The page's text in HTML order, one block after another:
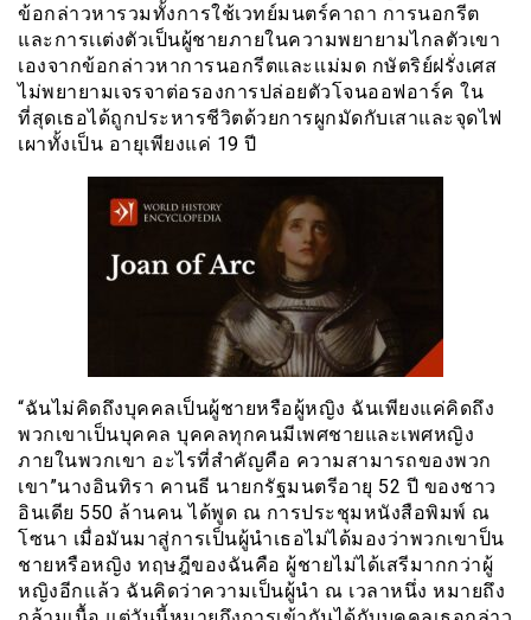
ข้อกล่าวหารวมทั้งการใช้เวทย์มนตร์คาถา การนอกรีต
และการเเต่งตัวเป็นผู้ชายภายในความพยายามไกลตัวเขา
เองจากข้อกล่าวหาการนอกรีตและเเม่มด กษัตริย์ฝรั่งเศส
ไม่พยายามเจรจาต่อรองการปล่อยตัวโจนออฟอาร์ค ใน
ที่สุดเธอได้ถูกประหารชีวิตด้วยการผูกมัดกับเสาและจุดไฟ
เผาทั้งเป็น อายุเพียงแค่ 19 ปี
“ฉันไม่คิดถึงบุคคลเป็นผู้ชายหรือผู้หญิง ฉันเพียงแค่คิดถึง
พวกเขาเป็นบุคคล บุคคลทุกคนมีเพศชายและเพศหญิง
ภายในพวกเขา อะไรที่สำคัญคือ ความสามารถของพวก
เขา”นางอินทิรา คานธี นายกรัฐมนตรีอายุ 52 ปี ของชาว
อินเดีย 550 ล้านคน ได้พูด ณ การประชุมหนังสือพิมพ์ ณ
โซนา เมื่อมันมาสู่การเป็นผู้นำเธอไม่ได้มองว่าพวกเขาป็น
ชายหรือหญิง ทฤษฎีของฉันคือ ผู้ชายไม่ได้เสรีมากกว่าผู้
หญิงอีกเเล้ว ฉันคิดว่าความเป็นผู้นำ ณ เวลาหนึ่ง หมายถึง